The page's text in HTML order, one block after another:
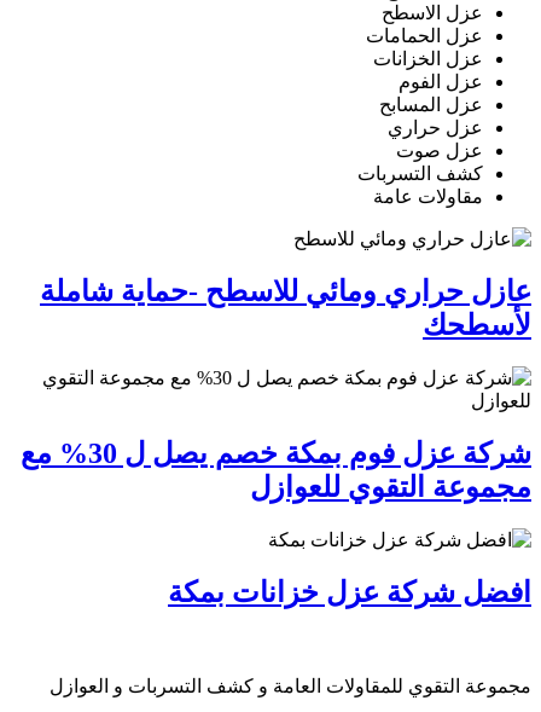
عزل الاسطح
عزل الحمامات
عزل الخزانات
عزل الفوم
عزل المسابح
عزل حراري
عزل صوت
كشف التسربات
مقاولات عامة
عازل حراري ومائي للاسطح -حماية شاملة
لأسطحك
شركة عزل فوم بمكة خصم يصل ل 30% مع
مجموعة التقوي للعوازل
افضل شركة عزل خزانات بمكة
مجموعة التقوي للمقاولات العامة و كشف التسربات و العوازل